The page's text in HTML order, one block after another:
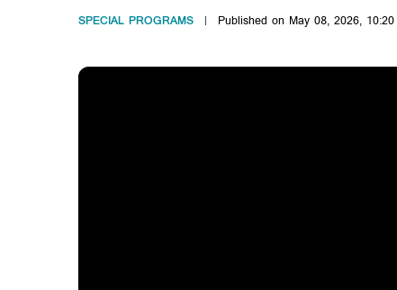
SPECIAL PROGRAMS Published on May 08, 2026,